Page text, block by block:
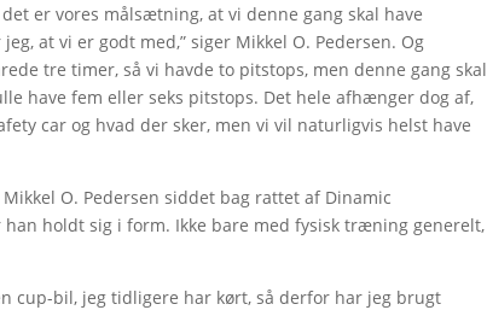
er vores målsætning, at vi denne gang skal have
at vi er godt med,” siger Mikkel O. Pedersen. Og
tre timer, så vi havde to pitstops, men denne gang skal
have fem eller seks pitstops. Det hele afhænger dog af,
car og hvad der sker, men vi vil naturligvis helst have
O. Pedersen siddet bag rattet af Dinamic
han holdt sig i form. Ikke bare med fysisk træning generelt,
cup-bil, jeg tidligere har kørt, så derfor har jeg brugt